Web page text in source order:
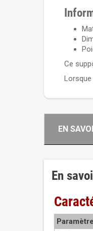
Ce
Lorsque
EN
En